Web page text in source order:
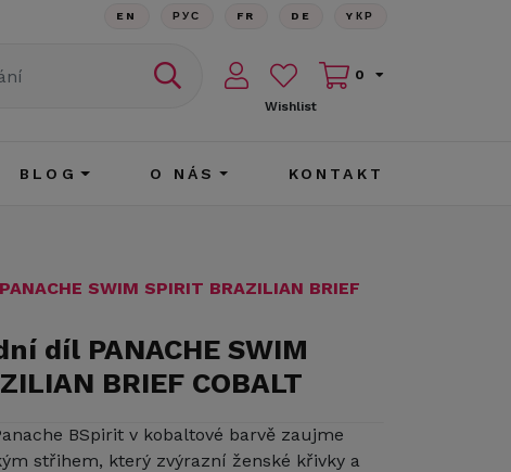
EN РУС FR DE YКР
Wishlist
0
BLOG O NÁS KONTAKT
SWIM SPIRIT BRAZILIAN BRIEF
díl PANACHE SWIM
BRIEF COBALT
BSpirit v kobaltové barvě zaujme
střihem, který zvýrazní ženské křivky a